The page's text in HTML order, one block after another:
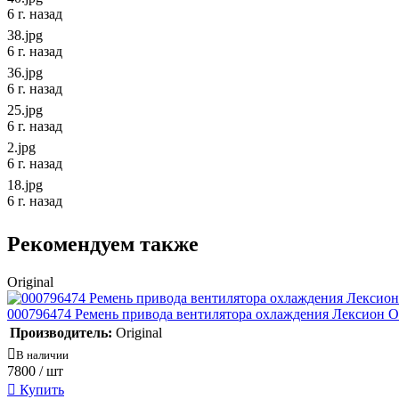
6 г. назад
38.jpg
6 г. назад
36.jpg
6 г. назад
25.jpg
6 г. назад
2.jpg
6 г. назад
18.jpg
6 г. назад
Рекомендуем также
Original
000796474 Ремень привода вентилятора охлаждения Лексион
Производитель: Original
В наличии
7800 / шт
Купить